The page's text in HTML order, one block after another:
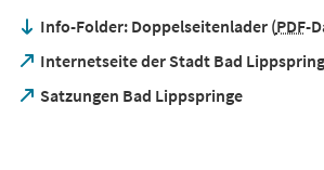
Info-Folder: Doppelseitenlader PDF-
Internetseite der Stadt Bad
(Öffnet
einemSatzungen Bad Lippspringe
(Öffnet